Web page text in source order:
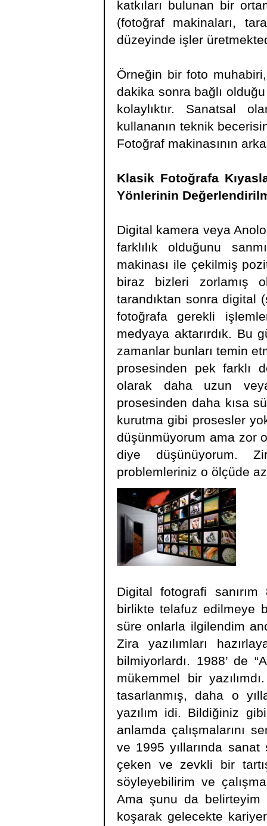
katkıları bulunan bir
(fotoğraf makinaları,
düzeyinde işler
Örneğin bir foto
dakika sonra bağlı
kolaylıktır. Sanatsal
kullananın teknik
Fotoğraf makinasının
Klasik Fotoğrafa
Yönlerinin
Digital kamera veya
farklılık olduğunu
makinası ile çekilmiş
biraz bizleri zorlamış
tarandıktan sonra digital
fotoğrafa gerekli
medyaya aktarırdık. Bu
zamanlar bunları temin
prosesinden pek farklı
olarak daha uzun
prosesinden daha kısa
kurutma gibi prosesler
düşünmüyorum ama zor
diye düşünüyorum.
problemleriniz o ölçüde
Digital fotografi
birlikte telafuz edilmeye
süre onlarla ilgilendim
Zira yazılımları
bilmiyorlardı. 1988’ de
mükemmel bir
tasarlanmış, daha o
yazılım idi. Bildiğiniz
anlamda çalışmalarını
ve 1995 yıllarında
çeken ve zevkli bir
söyleyebilirim ve
Ama şunu da belirteyim
koşarak gelecekte